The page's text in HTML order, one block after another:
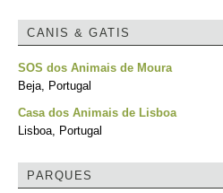
CANIS & GATIS
SOS dos Animais de Moura
Beja, Portugal
Casa dos Animais de Lisboa
Lisboa, Portugal
PARQUES